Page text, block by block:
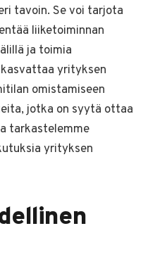
tavoin. Se voi tarjota
liiketoiminnan
ja toimia
yrityksen
omistamiseen
jotka on syytä ottaa
tarkastelemme
yrityksen